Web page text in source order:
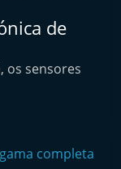
de
os sensores